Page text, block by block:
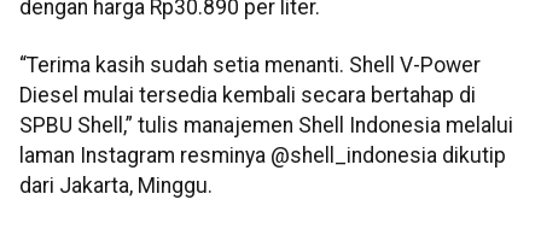
dengan harga Rp30.890 per liter.
“Terima kasih sudah setia menanti. Shell V-Power
Diesel mulai tersedia kembali secara bertahap di
SPBU Shell,” tulis manajemen Shell Indonesia melalui
laman Instagram resminya @shell_indonesia dikutip
dari Jakarta, Minggu.